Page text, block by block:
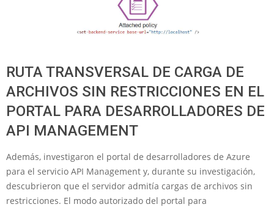
RUTA TRANSVERSAL DE CARGA DE
ARCHIVOS SIN RESTRICCIONES EN EL
PORTAL PARA DESARROLLADORES DE
API MANAGEMENT
Además, investigaron el portal de desarrolladores de Azure
para el servicio API Management y, durante su investigación,
descubrieron que el servidor admitía cargas de archivos sin
restricciones. El modo autorizado del portal para